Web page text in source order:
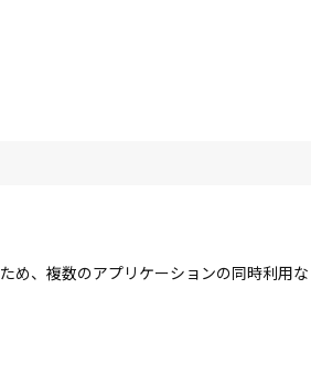
、複数のアプリケーションの同時利用